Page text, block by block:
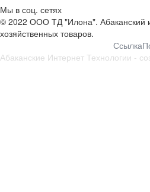
Мы в соц. сетях
© 2022 ООО ТД "Илона". Абаканский
хозяйственных товаров.
Ссылка
Абаканские Интернет Технологии -